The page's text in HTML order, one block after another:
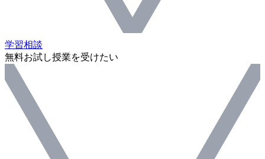
学習相談
無料お試し授業を受けたい